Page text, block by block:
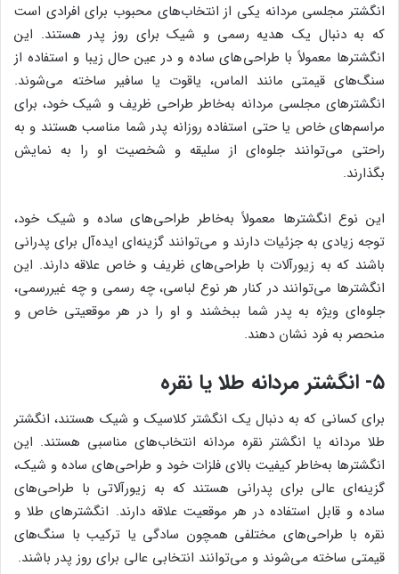
انگشتر مجلسی مردانه یکی از انتخاب‌های محبوب برای افرادی است
که به دنبال یک هدیه رسمی و شیک برای روز پدر هستند. این
انگشترها معمولاً با طراحی‌های ساده و در عین حال زیبا و استفاده از
سنگ‌های قیمتی مانند الماس، یاقوت یا سافیر ساخته می‌شوند.
انگشترهای مجلسی مردانه به‌خاطر طراحی ظریف و شیک خود، برای
مراسم‌های خاص یا حتی استفاده روزانه پدر شما مناسب هستند و به
راحتی می‌توانند جلوه‌ای از سلیقه و شخصیت او را به نمایش
بگذارند.
این نوع انگشترها معمولاً به‌خاطر طراحی‌های ساده و شیک خود،
توجه زیادی به جزئیات دارند و می‌توانند گزینه‌ای ایده‌آل برای پدرانی
باشند که به زیورآلات با طراحی‌های ظریف و خاص علاقه دارند. این
انگشترها می‌توانند در کنار هر نوع لباسی، چه رسمی و چه غیررسمی،
جلوه‌ای ویژه به پدر شما ببخشند و او را در هر موقعیتی خاص و
منحصر به فرد نشان دهند.
۵- انگشتر مردانه طلا یا نقره
برای کسانی که به دنبال یک انگشتر کلاسیک و شیک هستند، انگشتر
طلا مردانه یا انگشتر نقره مردانه انتخاب‌های مناسبی هستند. این
انگشترها به‌خاطر کیفیت بالای فلزات خود و طراحی‌های ساده و شیک،
گزینه‌ای عالی برای پدرانی هستند که به زیورآلاتی با طراحی‌های
ساده و قابل استفاده در هر موقعیت علاقه دارند. انگشترهای طلا و
نقره با طراحی‌های مختلفی همچون سادگی یا ترکیب با سنگ‌های
قیمتی ساخته می‌شوند و می‌توانند انتخابی عالی برای روز پدر باشند.